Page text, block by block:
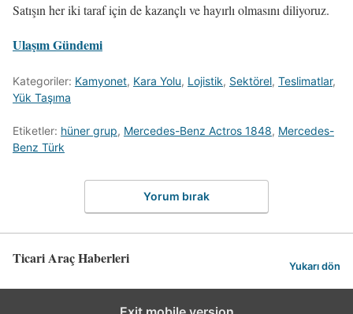
Satışın her iki taraf için de kazançlı ve hayırlı olmasını diliyoruz.
Ulaşım Gündemi
Kategoriler: Kamyonet, Kara Yolu, Lojistik, Sektörel, Teslimatlar,
Yük Taşıma
Etiketler: hüner grup, Mercedes-Benz Actros 1848, Mercedes-
Benz Türk
Yorum bırak
Ticari Araç Haberleri Yukarı dön